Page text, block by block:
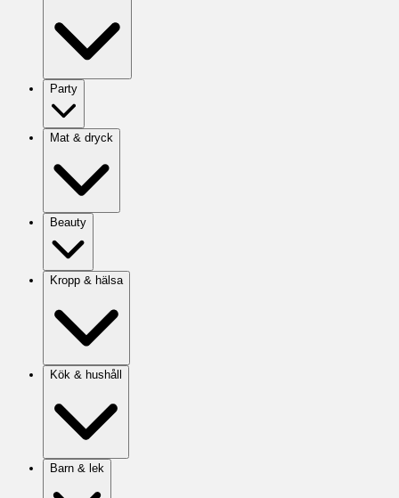
Party
Mat & dryck
Beauty
Kropp & hälsa
Kök & hushåll
Barn & lek